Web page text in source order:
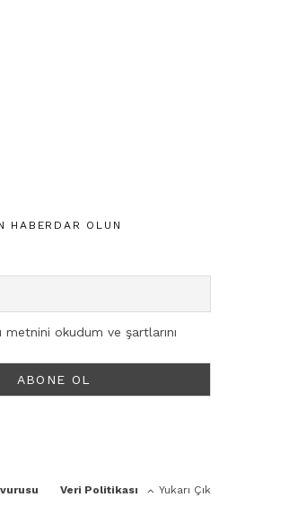
HABERDAR OLUN
metnini okudum ve şartlarını
Veri Politikası Yukarı Çık